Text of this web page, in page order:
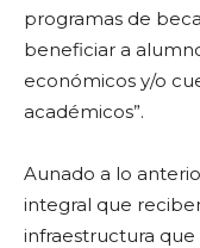
programas de
beneficiar a
económicos y/o
académicos”.
Aunado a lo
integral que
infraestructura